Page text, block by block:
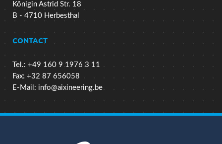
Königin Astrid Str. 18
B - 4710 Herbesthal
CONTACT
Tel.: +49 160 9 1976 3 11
Fax: +32 87 656058
E-Mail: info@aixineering.be